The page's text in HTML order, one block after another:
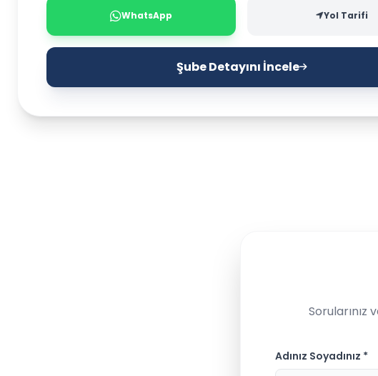
WhatsApp Yol Tarifi
Şube Detayını İncele
Sorularınız
Adınız Soyadınız *